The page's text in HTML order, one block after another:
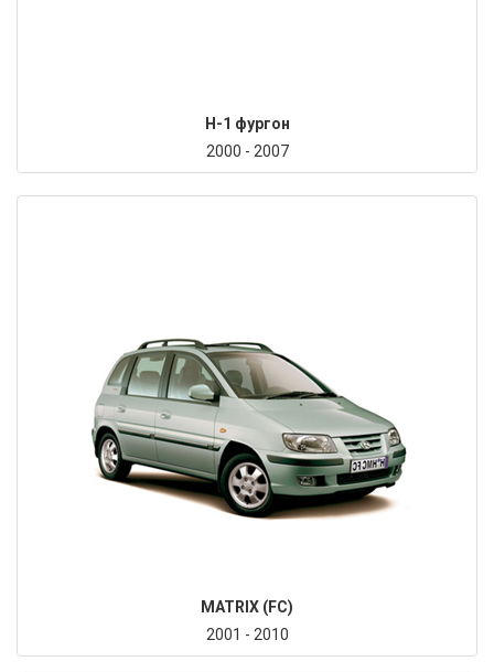
H-1 фургон
2000 - 2007
MATRIX (FC)
2001 - 2010